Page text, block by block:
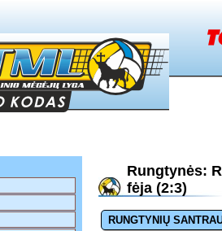
Rungtynės:
fėja (2:3)
RUNGTYNIŲ